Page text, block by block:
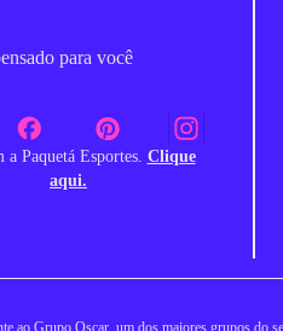
a Paquetá Esportes. Clique
aqui.
ao Grupo Oscar, um dos maiores grupos do